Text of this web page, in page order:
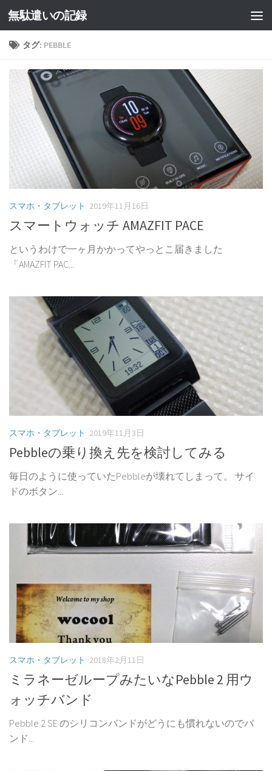
コンテンツへスキップ
無駄遣いの記録
タグ: PEBBLE
スマホ・タブレット 2019年11月16日
スマートウォッチ AMAZFIT PACE
というわけで一ヶ月かかってやっとこ届きました
「AMAZFIT PAC...
スマホ・タブレット 2019年11月3日
Pebbleの乗り換え先を検討してみる
毎日のように使っていたPebbleが壊れてしまって。 サイ
ドのボタン...
スマホ・タブレット 2018年2月11日
ミラネーゼループみたいなPebble 2 用ウ
ォッチバンド
Pebble 2 SE のシリコンバンドがどうにも慣れないのでバ
ンド...